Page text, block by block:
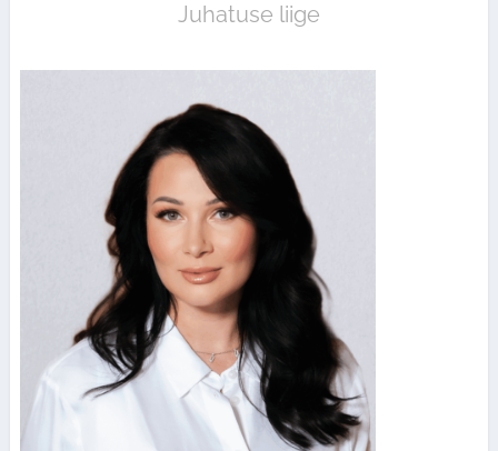
Juhatuse liige